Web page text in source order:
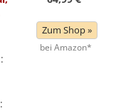
Zum Shop »
bei Amazon*